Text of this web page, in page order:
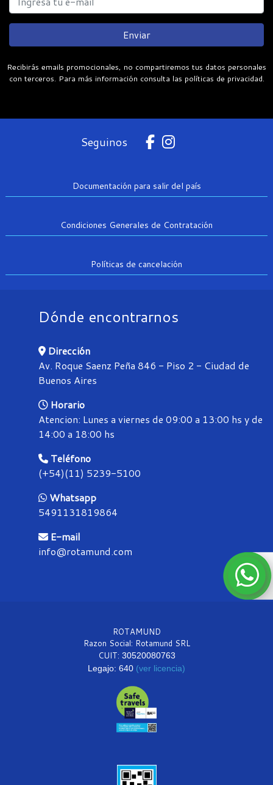
Enviar
Recibirás emails promocionales, no compartiremos tus datos personales
con terceros. Para más información consulta las políticas de privacidad.
Seguinos
Documentación para salir del país
Condiciones Generales de Contratación
Políticas de cancelación
Dónde encontrarnos
Dirección
Av. Roque Saenz Peña 846 - Piso 2 - Ciudad de
Buenos Aires
Horario
Atencion: Lunes a viernes de 09:00 a 13:00 hs y de
14:00 a 18:00 hs
Teléfono
(+54)(11) 5239-5100
Whatsapp
5491131819864
E-mail
info@rotamund.com
ROTAMUND
Razon Social: Rotamund SRL
CUIT: 30520080763
Legajo: 640 (ver licencia)